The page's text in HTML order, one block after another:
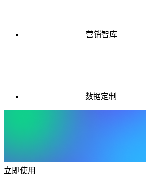
营销智库
数据定制
立即使用